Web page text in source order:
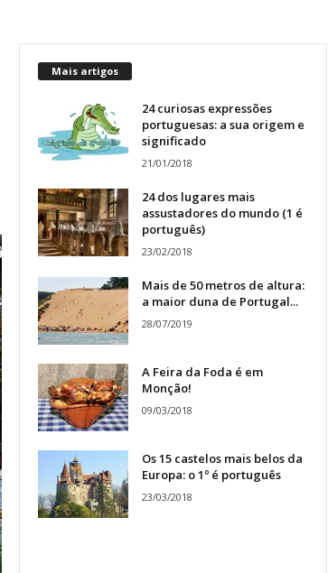
Mais artigos
24 curiosas expressões
portuguesas: a sua origem e
significado
21/01/2018
24 dos lugares mais
assustadores do mundo (1 é
português)
23/02/2018
Mais de 50 metros de altura:
a maior duna de Portugal...
28/07/2019
A Feira da Foda é em
Monção!
09/03/2018
Os 15 castelos mais belos da
Europa: o 1º é português
23/03/2018